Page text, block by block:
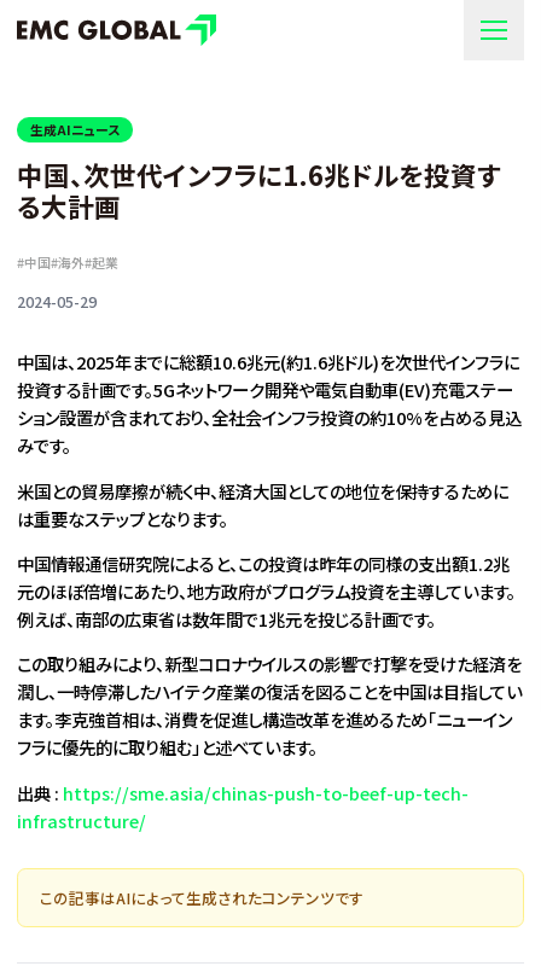
生成AIニュース
中国、次世代インフラに1.6兆ドルを投資す
る大計画
#中国#海外#起業
2024-05-29
中国は、2025年までに総額10.6兆元(約1.6兆ドル)を次世代インフラに
投資する計画です。5Gネットワーク開発や電気自動車(EV)充電ステー
ション設置が含まれており、全社会インフラ投資の約10%を占める見込
みです。
米国との貿易摩擦が続く中、経済大国としての地位を保持するために
は重要なステップとなります。
中国情報通信研究院によると、この投資は昨年の同様の支出額1.2兆
元のほぼ倍増にあたり、地方政府がプログラム投資を主導しています。
例えば、南部の広東省は数年間で1兆元を投じる計画です。
この取り組みにより、新型コロナウイルスの影響で打撃を受けた経済を
潤し、一時停滞したハイテク産業の復活を図ることを中国は目指してい
ます。李克強首相は、消費を促進し構造改革を進めるため「ニューイン
フラに優先的に取り組む」と述べています。
出典 : https://sme.asia/chinas-push-to-beef-up-tech-
infrastructure/
この記事はAIによって生成されたコンテンツです